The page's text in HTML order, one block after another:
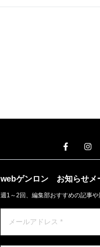
webゲンロン お知らせメ
週1～2回、編集部おすすめの記事や